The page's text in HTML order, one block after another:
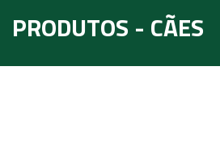
PRODUTOS - CÃES